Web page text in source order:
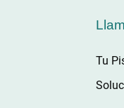
Tu